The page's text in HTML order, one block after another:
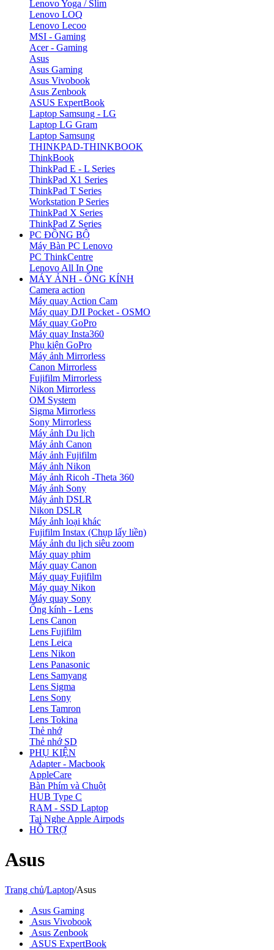
Lenovo Yoga / Slim
Lenovo LOQ
Lenovo Lecoo
MSI - Gaming
Acer - Gaming
Asus
Asus Gaming
Asus Vivobook
Asus Zenbook
ASUS ExpertBook
Laptop Samsung - LG
Laptop LG Gram
Laptop Samsung
THINKPAD-THINKBOOK
ThinkBook
ThinkPad E - L Series
ThinkPad X1 Series
ThinkPad T Series
Workstation P Series
ThinkPad X Series
ThinkPad Z Series
PC ĐỒNG BỘ
Máy Bàn PC Lenovo
PC ThinkCentre
Lenovo All In One
MÁY ẢNH - ỐNG KÍNH
Camera action
Máy quay Action Cam
Máy quay DJI Pocket - OSMO
Máy quay GoPro
Máy quay Insta360
Phụ kiện GoPro
Máy ảnh Mirrorless
Canon Mirrorless
Fujifilm Mirrorless
Nikon Mirrorless
OM System
Sigma Mirrorless
Sony Mirrorless
Máy ảnh Du lịch
Máy ảnh Canon
Máy ảnh Fujifilm
Máy ảnh Nikon
Máy ảnh Ricoh -Theta 360
Máy ảnh Sony
Máy ảnh DSLR
Nikon DSLR
Máy ảnh loại khác
Fujifilm Instax (Chụp lấy liền)
Máy ảnh du lịch siêu zoom
Máy quay phim
Máy quay Canon
Máy quay Fujifilm
Máy quay Nikon
Máy quay Sony
Ống kính - Lens
Lens Canon
Lens Fujifilm
Lens Leica
Lens Nikon
Lens Panasonic
Lens Samyang
Lens Sigma
Lens Sony
Lens Tamron
Lens Tokina
Thẻ nhớ
Thẻ nhớ SD
PHỤ KIỆN
Adapter - Macbook
AppleCare
Bàn Phím và Chuột
HUB Type C
RAM - SSD Laptop
Tai Nghe Apple Airpods
HỖ TRỢ
Asus
Trang chủ/Laptop/Asus
Asus Gaming
Asus Vivobook
Asus Zenbook
ASUS ExpertBook